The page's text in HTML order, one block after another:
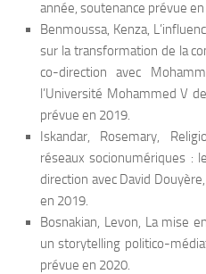
année, soutenance prévue
Benmoussa, Kenza,
sur la transformation de la
co-direction avec
l’Université Mohammed V
prévue en 2019.
Iskandar, Rosemary,
réseaux socionumériques :
direction avec David
en 2019.
Bosnakian, Levon, La mise
un storytelling politico-
prévue en 2020.